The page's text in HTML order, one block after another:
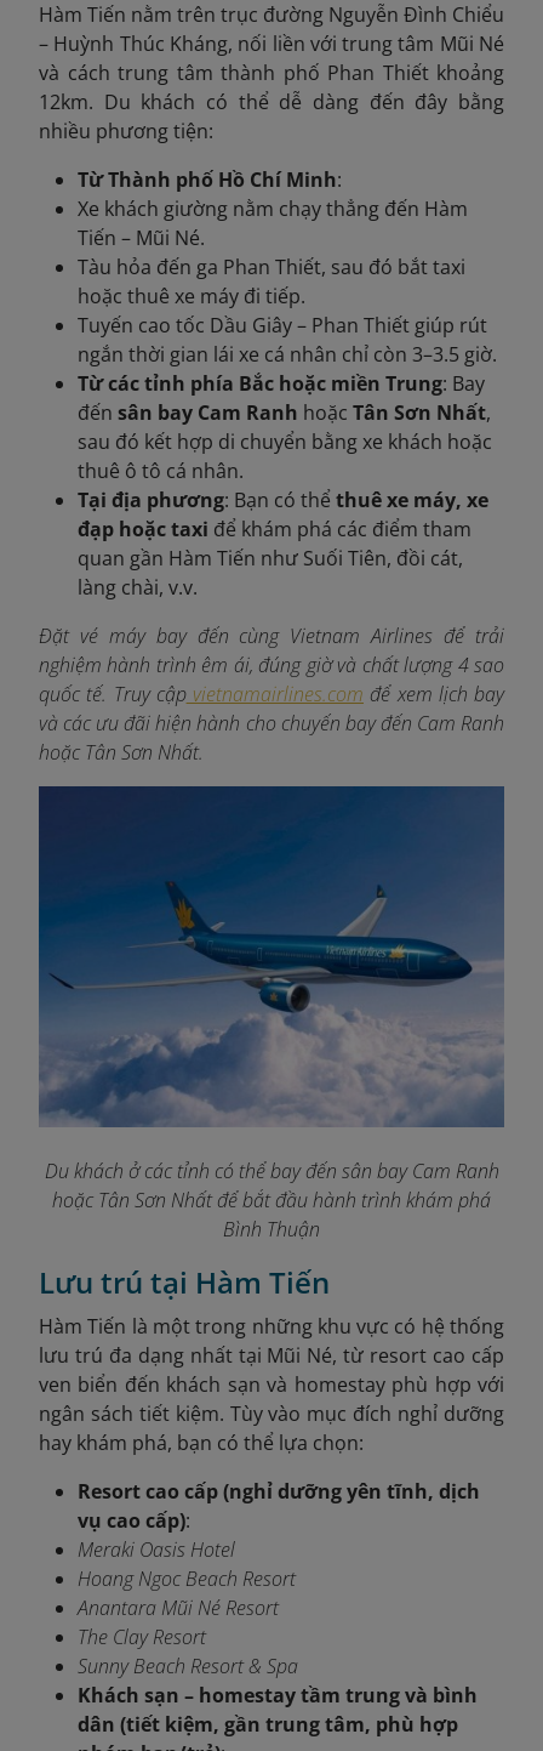
Hàm Tiến nằm trên trục đường Nguyễn Đình Chiểu
– Huỳnh Thúc Kháng, nối liền với trung tâm Mũi Né
và cách trung tâm thành phố Phan Thiết khoảng
12km. Du khách có thể dễ dàng đến đây bằng
nhiều phương tiện:
Từ Thành phố Hồ Chí Minh:
Xe khách giường nằm chạy thẳng đến Hàm
Tiến – Mũi Né.
Tàu hỏa đến ga Phan Thiết, sau đó bắt taxi
hoặc thuê xe máy đi tiếp.
Tuyến cao tốc Dầu Giây – Phan Thiết giúp rút
ngắn thời gian lái xe cá nhân chỉ còn 3–3.5 giờ.
Từ các tỉnh phía Bắc hoặc miền Trung: Bay
đến sân bay Cam Ranh hoặc Tân Sơn Nhất,
sau đó kết hợp di chuyển bằng xe khách hoặc
thuê ô tô cá nhân.
Tại địa phương: Bạn có thể thuê xe máy, xe
đạp hoặc taxi để khám phá các điểm tham
quan gần Hàm Tiến như Suối Tiên, đồi cát,
làng chài, v.v.
Đặt vé máy bay đến cùng Vietnam Airlines để trải
nghiệm hành trình êm ái, đúng giờ và chất lượng 4 sao
quốc tế. Truy cậpvietnamairlines.com để xem lịch bay
và các ưu đãi hiện hành cho chuyến bay đến Cam Ranh
hoặc Tân Sơn Nhất.
Du khách ở các tỉnh có thể bay đến sân bay Cam Ranh
hoặc Tân Sơn Nhất để bắt đầu hành trình khám phá
Bình Thuận
Lưu trú tại Hàm Tiến
Hàm Tiến là một trong những khu vực có hệ thống
lưu trú đa dạng nhất tại Mũi Né, từ resort cao cấp
ven biển đến khách sạn và homestay phù hợp với
ngân sách tiết kiệm. Tùy vào mục đích nghỉ dưỡng
hay khám phá, bạn có thể lựa chọn:
Resort cao cấp (nghỉ dưỡng yên tĩnh, dịch
vụ cao cấp):
Meraki Oasis Hotel
Hoang Ngoc Beach Resort
Anantara Mũi Né Resort
The Clay Resort
Sunny Beach Resort & Spa
Khách sạn – homestay tầm trung và bình
dân (tiết kiệm, gần trung tâm, phù hợp